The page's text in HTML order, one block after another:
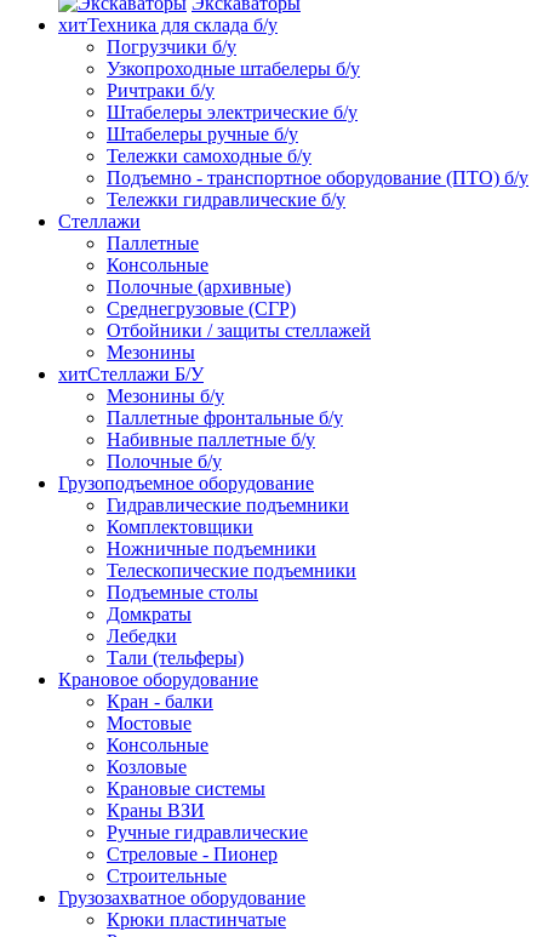
хитТехника для склада б/у
Погрузчики б/у
Узкопроходные штабелеры б/у
Ричтраки б/у
Штабелеры электрические б/у
Штабелеры ручные б/у
Тележки самоходные б/у
Подъемно - транспортное оборудование (ПТО) б/у
Тележки гидравлические б/у
Стеллажи
Паллетные
Консольные
Полочные (архивные)
Среднегрузовые (СГР)
Отбойники / защиты стеллажей
Мезонины
хитСтеллажи Б/У
Мезонины б/у
Паллетные фронтальные б/у
Набивные паллетные б/у
Полочные б/у
Грузоподъемное оборудование
Гидравлические подъемники
Комплектовщики
Ножничные подъемники
Телескопические подъемники
Подъемные столы
Домкраты
Лебедки
Тали (тельферы)
Крановое оборудование
Кран - балки
Мостовые
Консольные
Козловые
Крановые системы
Краны ВЗИ
Ручные гидравлические
Стреловые - Пионер
Строительные
Грузозахватное оборудование
Крюки пластинчатые